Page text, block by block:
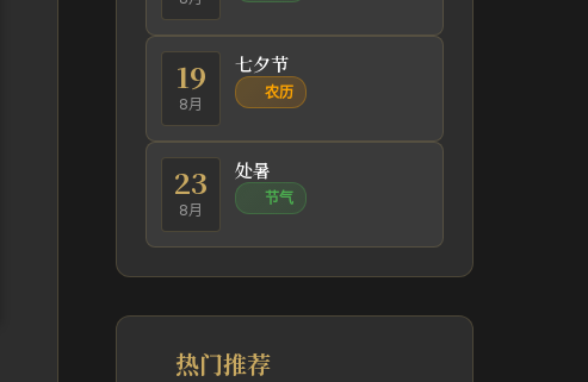
19
8月
七夕节
农历
23
8月
处暑
节气
热门推荐